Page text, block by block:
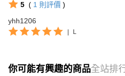
5 ( 1 則評價 )
yhh1206
L
你可能有興趣的商品全站排